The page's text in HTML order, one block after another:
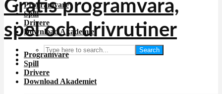
Programvare
Spill
Drivere
Download Akademiet
Search
Programvare
Spill
Drivere
Download Akademiet